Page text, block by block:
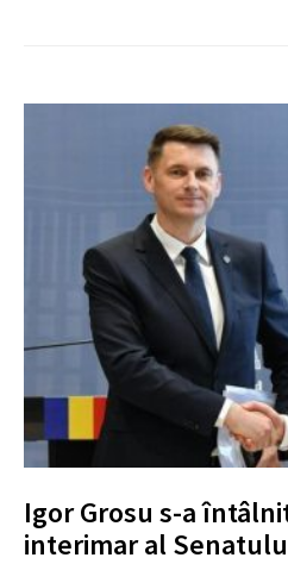
Igor Grosu s-a
interimar al